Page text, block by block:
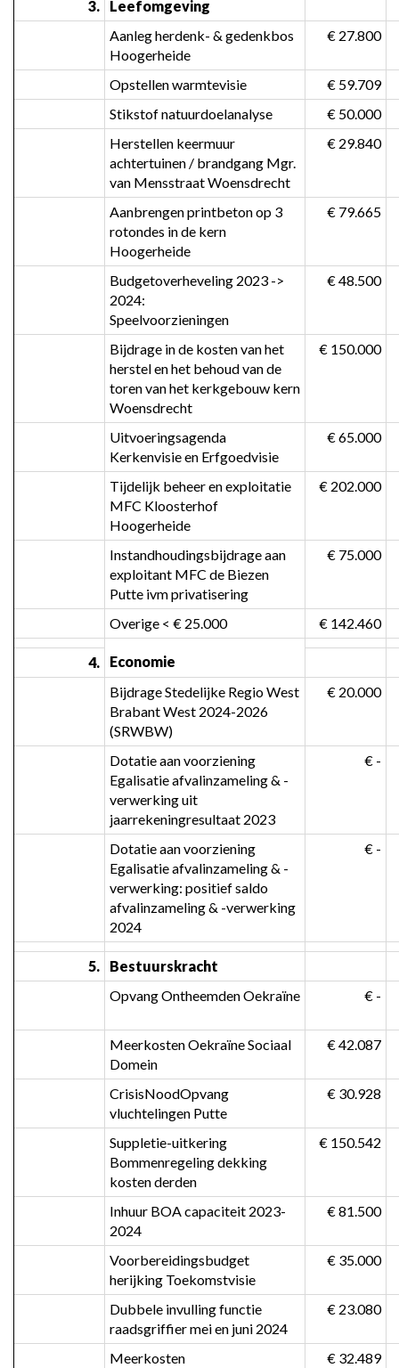
3.
Leefomgeving
Aanleg herdenk- & gedenkbos
Hoogerheide
€ 27.800
Opstellen warmtevisie
€ 59.709
Stikstof natuurdoelanalyse
€ 50.000
Herstellen keermuur
achtertuinen / brandgang Mgr.
van Mensstraat Woensdrecht
€ 29.840
Aanbrengen printbeton op 3
rotondes in de kern
Hoogerheide
€ 79.665
Budgetoverheveling 2023 ->
2024:
Speelvoorzieningen
€ 48.500
Bijdrage in de kosten van het
herstel en het behoud van de
toren van het kerkgebouw kern
Woensdrecht
€ 150.000
Uitvoeringsagenda
Kerkenvisie en Erfgoedvisie
€ 65.000
Tijdelijk beheer en exploitatie
MFC Kloosterhof
Hoogerheide
€ 202.000
Instandhoudingsbijdrage aan
exploitant MFC de Biezen
Putte ivm privatisering
€ 75.000
Overige < € 25.000 € 142.460
4.
Economie
Bijdrage Stedelijke Regio West
Brabant West 2024-2026
(SRWBW)
€ 20.000
Dotatie aan voorziening
Egalisatie afvalinzameling & -
verwerking uit
jaarrekeningresultaat 2023
€ -
Dotatie aan voorziening
Egalisatie afvalinzameling & -
verwerking: positief saldo
afvalinzameling & -verwerking
2024
€ -
5.
Bestuurskracht
Opvang Ontheemden Oekraïne
€ -
Meerkosten Oekraïne Sociaal
Domein
€ 42.087
CrisisNoodOpvang
vluchtelingen Putte
€ 30.928
Suppletie-uitkering
Bommenregeling dekking
kosten derden
€ 150.542
Inhuur BOA capaciteit 2023-
2024
€ 81.500
Voorbereidingsbudget
herijking Toekomstvisie
€ 35.000
Dubbele invulling functie
raadsgriffier mei en juni 2024
€ 23.080
Meerkosten
€ 32.489